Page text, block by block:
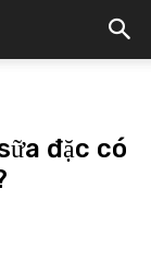
đặc có